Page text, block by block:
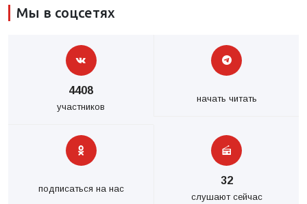
Мы в соцсетях
4408
участников
начать читать
подписаться на нас
32
слушают сейчас